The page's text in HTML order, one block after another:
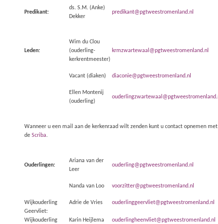
Predikant:
ds. S.M. (Anke)
Dekker
predikant@pgtweestromenland.nl
Leden:
Wim du Clou
(ouderling-
kerkrentmeester)
krmzwartewaal@pgtweestromenland.nl
Vacant (diaken) diaconie@pgtweestromenland.nl
Ellen Montenij
(ouderling)
Wanneer u een mail aan de kerkenraad wilt zenden kunt u contact opnemen met
de Scriba.
Ouderlingen:
Ariana van der
Leer
ouderling@pgtweestromenland.nl
Nanda van Loo voorzitter@pgtweestromenland.nl
Wijkouderling
Geervliet:
Adrie de Vries ouderlinggeervliet@pgtweestromenland.nl
Wijkouderling
Karin Heijlema ouderlingheenvliet@pgtweestromenland.nl